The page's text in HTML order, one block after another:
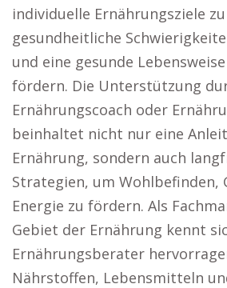
individuelle Ernährungsziele
gesundheitliche
und eine gesunde
fördern. Die Unterstützung
Ernährungscoach oder
beinhaltet nicht nur eine
Ernährung, sondern auch
Strategien, um Wohlbefinden,
Energie zu fördern. Als
Gebiet der Ernährung kennt
Ernährungsberater
Nährstoffen, Lebensmitteln